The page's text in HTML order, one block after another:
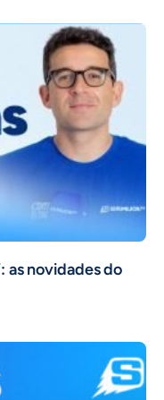
as novidades do